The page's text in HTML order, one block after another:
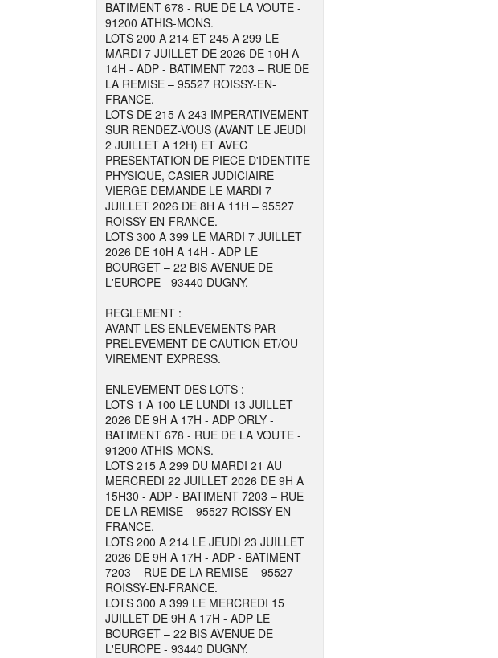
BATIMENT 678 - RUE DE LA VOUTE -
91200 ATHIS-MONS.
LOTS 200 A 214 ET 245 A 299 LE
MARDI 7 JUILLET DE 2026 DE 10H A
14H - ADP - BATIMENT 7203 – RUE DE
LA REMISE – 95527 ROISSY-EN-
FRANCE.
LOTS DE 215 A 243 IMPERATIVEMENT
SUR RENDEZ-VOUS (AVANT LE JEUDI
2 JUILLET A 12H) ET AVEC
PRESENTATION DE PIECE D'IDENTITE
PHYSIQUE, CASIER JUDICIAIRE
VIERGE DEMANDE LE MARDI 7
JUILLET 2026 DE 8H A 11H – 95527
ROISSY-EN-FRANCE.
LOTS 300 A 399 LE MARDI 7 JUILLET
2026 DE 10H A 14H - ADP LE
BOURGET – 22 BIS AVENUE DE
L'EUROPE - 93440 DUGNY.
REGLEMENT :
AVANT LES ENLEVEMENTS PAR
PRELEVEMENT DE CAUTION ET/OU
VIREMENT EXPRESS.
ENLEVEMENT DES LOTS :
LOTS 1 A 100 LE LUNDI 13 JUILLET
2026 DE 9H A 17H - ADP ORLY -
BATIMENT 678 - RUE DE LA VOUTE -
91200 ATHIS-MONS.
LOTS 215 A 299 DU MARDI 21 AU
MERCREDI 22 JUILLET 2026 DE 9H A
15H30 - ADP - BATIMENT 7203 – RUE
DE LA REMISE – 95527 ROISSY-EN-
FRANCE.
LOTS 200 A 214 LE JEUDI 23 JUILLET
2026 DE 9H A 17H - ADP - BATIMENT
7203 – RUE DE LA REMISE – 95527
ROISSY-EN-FRANCE.
LOTS 300 A 399 LE MERCREDI 15
JUILLET DE 9H A 17H - ADP LE
BOURGET – 22 BIS AVENUE DE
L'EUROPE - 93440 DUGNY.